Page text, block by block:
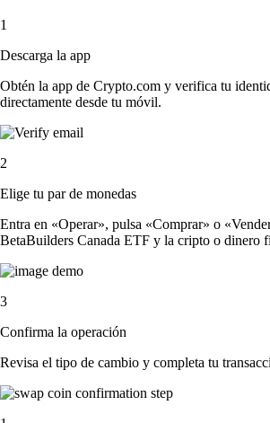
1
Descarga la app
Obtén la app de Crypto.com y verifica tu
directamente desde tu móvil.
2
Elige tu par de monedas
Entra en «Operar», pulsa «Comprar» o
BetaBuilders Canada ETF y la cripto o dinero
3
Confirma la operación
Revisa el tipo de cambio y completa tu